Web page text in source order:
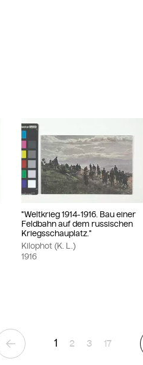
"Weltkrieg 1914-1916. Bau einer
Feldbahn auf dem russischen
Kriegsschauplatz."
Kilophot (K. L.)
1916
Vorherige Seite
1 Seite
2 Seite
3 Seite
17